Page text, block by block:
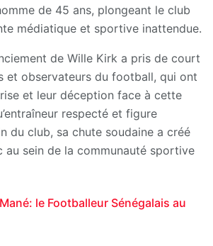
de 45 ans, plongeant le club
médiatique et sportive inattendue.
de Wille Kirk a pris de court
et observateurs du football, qui ont
et leur déception face à cette
respecté et figure
du club, sa chute soudaine a créé
au sein de la communauté sportive
le Footballeur Sénégalais au